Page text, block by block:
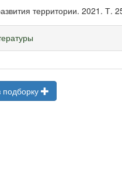
территории. 2021. Т.
подборку